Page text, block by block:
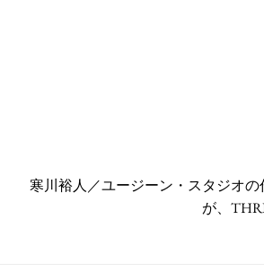
寒川裕人／ユージーン・スタジオ
が、